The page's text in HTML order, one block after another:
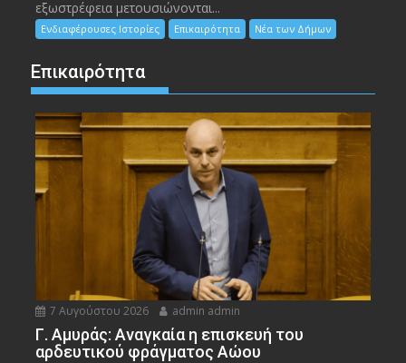
εξωστρέφεια μετουσιώνονται...
Ενδιαφέρουσες Ιστορίες Επικαιρότητα Νέα των Δήμων
Επικαιρότητα
7 Αυγούστου 2026 admin admin
Γ. Αμυράς: Αναγκαία η επισκευή του
αρδευτικού φράγματος Αώου